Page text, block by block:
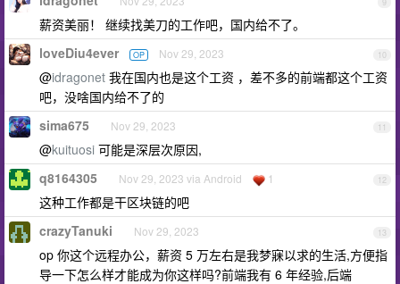
薪资美丽！ 继续找美刀的工作吧，国内给不了。
10
loveDiu4ever OP Nov 29, 2023
@idragonet 我在国内也是这个工资 ，差不多的前端都这个工资
吧，没啥国内给不了的
11
sima675 Nov 29, 2023
@kuituosi 可能是深层次原因,
12
q8164305 Nov 29, 2023 via Android 1
这种工作都是干区块链的吧
13
crazyTanuki Nov 29, 2023
op 你这个远程办公，薪资 5 万左右是我梦寐以求的生活,方便指
导一下怎么样才能成为你这样吗?前端我有 6 年经验,后端